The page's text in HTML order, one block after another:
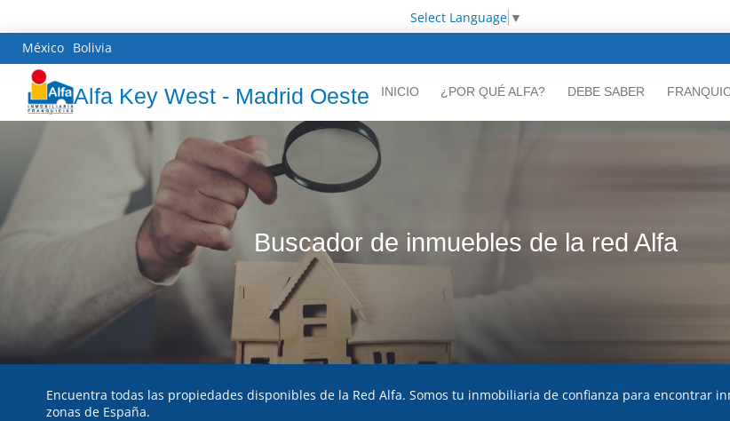
Select Language ▼
México Bolivia
Alfa Key West - Madrid Oeste INICIO ¿POR QUÉ ALFA? DEBE SABER
Buscador de inmuebles de la red Alfa
Encuentra todas las propiedades disponibles de la Red Alfa. Somos tu inmobiliaria de confianza para encontrar
zonas de España.